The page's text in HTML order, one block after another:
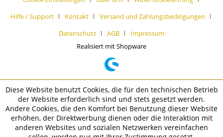
Hilfe / Support
Kontakt
Versand und Zahlungsbedingungen
Datenschutz
AGB
Impressum
Realisiert mit Shopware
Diese Website benutzt Cookies, die für den technischen Betrieb
der Website erforderlich sind und stets gesetzt werden.
Andere Cookies, die den Komfort bei Benutzung dieser Website
erhöhen, der Direktwerbung dienen oder die Interaktion mit
anderen Websites und sozialen Netzwerken vereinfachen